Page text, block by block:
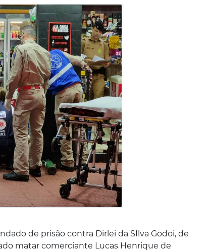
de prisão contra Dirlei da SIlva Godoi, de
matar comerciante Lucas Henrique de